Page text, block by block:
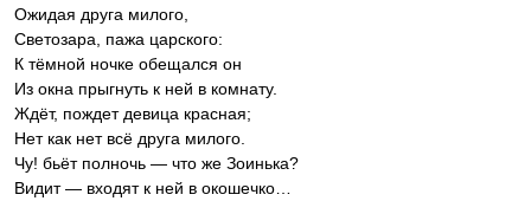
Ожидая друга милого,
Светозара, пажа царского:
К тёмной ночке обещался он
Из окна прыгнуть к ней в комнату.
Ждёт, пождет девица красная;
Нет как нет всё друга милого.
Чу! бьёт полночь — что же Зоинька?
Видит — входят к ней в окошечко…